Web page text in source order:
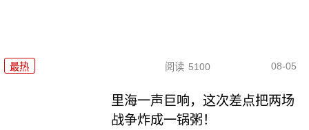
最热 阅读 5100 08-05
里海一声巨响，这次差点把两场
战争炸成一锅粥！